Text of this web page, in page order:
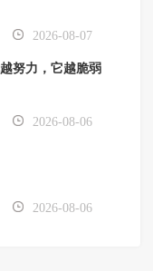
2026-08-07
努力，它越脆弱
2026-08-06
2026-08-06